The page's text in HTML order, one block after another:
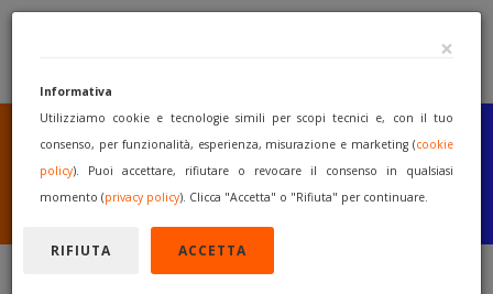
SEI UN COSTRUTTORE
O UN RIVENDITORE?
PUBBLICA GRATUITAMENTE
I TUOI MACCHINARI
INIZIA A VENDERE
×
Informativa
Utilizziamo cookie e tecnologie simili per scopi tecnici e, con il tuo
consenso, per funzionalità, esperienza, misurazione e marketing (cookie
policy). Puoi accettare, rifiutare o revocare il consenso in qualsiasi
momento (privacy policy). Clicca "Accetta" o "Rifiuta" per continuare.
RIFIUTA ACCETTA